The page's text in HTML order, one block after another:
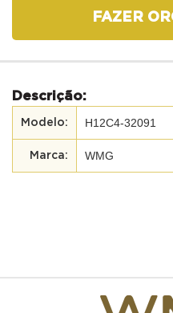
FAZER
Descrição:
H12C4-32091
WMG